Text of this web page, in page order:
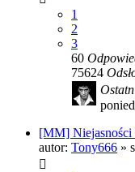
1
2
3
60
75624
[MM] Niejasności
autor: Tony666 »